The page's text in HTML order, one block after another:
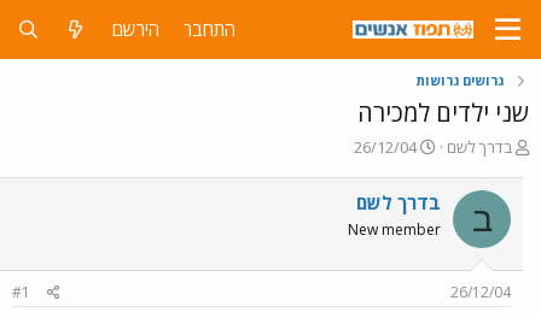
התחבר הירשם
גרושים גרושות
שני ילדים למכירה
פ
ח
ה
ו
ש
בדרך לשם
פ
ס
ם
ת
26/12/04
ב בדרך לשם
New member
26/12/04
#1